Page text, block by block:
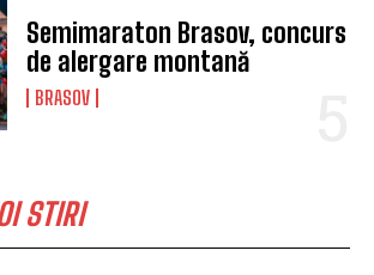
Semimaraton Brasov, concurs
de alergare montană
BRASOV
STIRI